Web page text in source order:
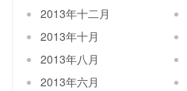
2013年十二月
2013年十月
2013年八月
2013年六月